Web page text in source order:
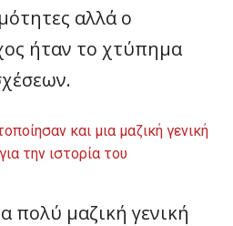
αλλά ο
ήταν το χτύπημα
και μια μαζική γενική
την ιστορία του
πολύ μαζική γενική